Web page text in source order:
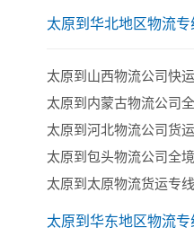
太原到华北地区物流
太原到山西物流公司快
太原到内蒙古物流公司
太原到河北物流公司货
太原到包头物流公司全
太原到太原物流货运专线
太原到华东地区物流